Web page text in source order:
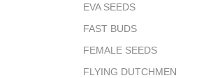
EVA SEEDS
FAST BUDS
FEMALE SEEDS
FLYING DUTCHMEN